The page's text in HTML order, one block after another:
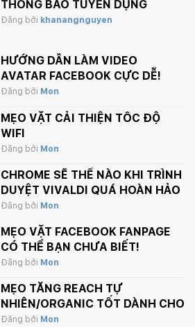
THÔNG BÁO TUYỂN DỤNG
Đăng bởi khanangnguyen
HƯỚNG DẪN LÀM VIDEO
AVATAR FACEBOOK CỰC DỄ!
Đăng bởi Mon
MẸO VẶT CẢI THIỆN TỐC ĐỘ
WIFI
Đăng bởi Mon
CHROME SẼ THẾ NÀO KHI TRÌNH
DUYỆT VIVALDI QUÁ HOÀN HẢO
Đăng bởi Mon
MẸO VẶT FACEBOOK FANPAGE
CÓ THỂ BẠN CHƯA BIẾT!
Đăng bởi Mon
MẸO TĂNG REACH TỰ
NHIÊN/ORGANIC TỐT DÀNH CHO
FANPAGE CỦA BẠN
Đăng bởi Mon